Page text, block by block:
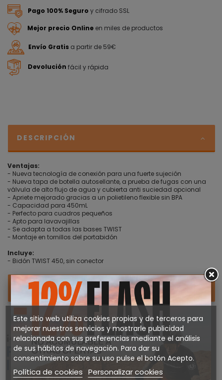
Pago 100% Seguro y cifrado SSL
Mejor precio Online en miles de productos
Envío Gratis a partir de 59€
Devolución fácil y rápida
DESCRIPCIÓN
Ventajas:
- Nueva tecnología de conexión para una fuerte sujeción
- Nueva tapa de botella autosellante, a prueba de fugas con una
válvula de alto flujo de agua y cubierta anti suciedad opcional
- Apriete mejorado gracias a un polietileno flexible sin BPA
- Capacidad para 450mL
- Perfecto para cuadros pequeños
- Apto para lavavajillas
- Se adapta a todas las bases TWIST
- Montaje en tornillos del portabidón
Incluye:
- Bidón TWIST 450, sin conector
DETALLES DEL PRODUCTO
¡ATENTO! AQUÍ TE DEJAMOS ALGUNOS
PRODUCTOS QUE PODRÍAN
INTERESARTE
Este sitio web utiliza cookies propias y de terceros para
mejorar nuestros servicios y mostrarle publicidad
relacionada con sus preferencias mediante el análisis
de sus hábitos de navegación. Para dar su
consentimiento sobre su uso pulse el botón Acepto.
Política de cookies Personalizar cookies